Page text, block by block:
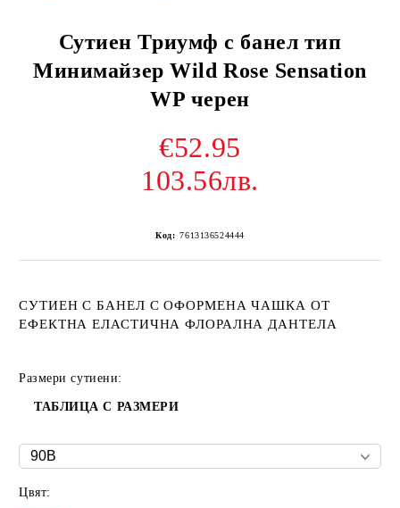
Сутиен Триумф с банел тип
Минимайзер Wild Rose Sensation
WP черен
€52.95
103.56лв.
Код: 7613136524444
СУТИЕН С БАНЕЛ С ОФОРМЕНА ЧАШКА ОТ
ЕФЕКТНА ЕЛАСТИЧНА ФЛОРАЛНА ДАНТЕЛА
Размери сутиени:
ТАБЛИЦА С РАЗМЕРИ
Цвят: